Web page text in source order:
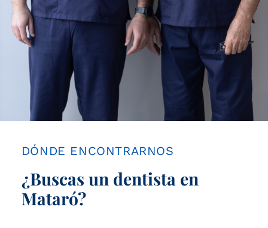
DÓNDE ENCONTRARNOS
¿Buscas un dentista en
Mataró?